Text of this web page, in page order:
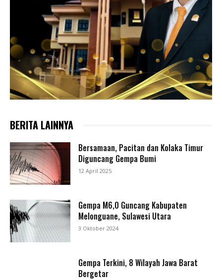
BERITA LAINNYA
Bersamaan, Pacitan dan Kolaka Timur
Diguncang Gempa Bumi
12 April 2025
Gempa M6,0 Guncang Kabupaten
Melonguane, Sulawesi Utara
3 Oktober 2024
Gempa Terkini, 8 Wilayah Jawa Barat
Bergetar